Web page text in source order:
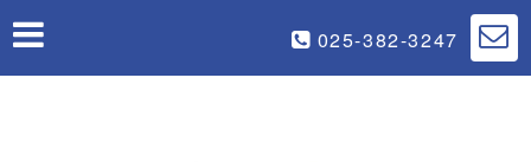
025-382-3247